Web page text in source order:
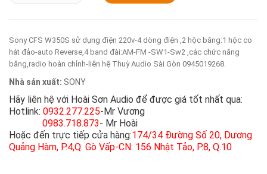
Sony CFS W350S sử dụng điện 220v-4 dòng điện ,2 hộc băng:1 hộc co
hát đảo-auto Reverse,4 band đài:AM-FM -SW1-Sw2 ,các chức năng
băng,radio hoàn chỉnh-liên hệ Thuỳ Audio Sài Gòn 0945019268.
Nhà sản xuất: SONY
Hãy liên hệ với Hoài Sơn Audio để được giá tốt nhất qua:
Hotlink: 0932.277.225-Mr Vương
0983.718.873- Mr Hoài
Hoặc đến trực tiếp cửa hàng:174/34 Đường Số 20, Dương
Quảng Hàm, P.4,Q. Gò Vấp-CN: 156 Nhật Tảo, P.8, Q.10